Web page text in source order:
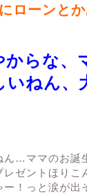
ローンと
からな、
いねん、
…ママのお誕
レゼントほり
！っと涙が出